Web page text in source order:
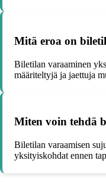
Mitä eroa on
Biletilan varaaminen
määriteltyjä ja jaettuja
Miten voin tehdä
Biletilan varaamisen
yksityiskohdat ennen